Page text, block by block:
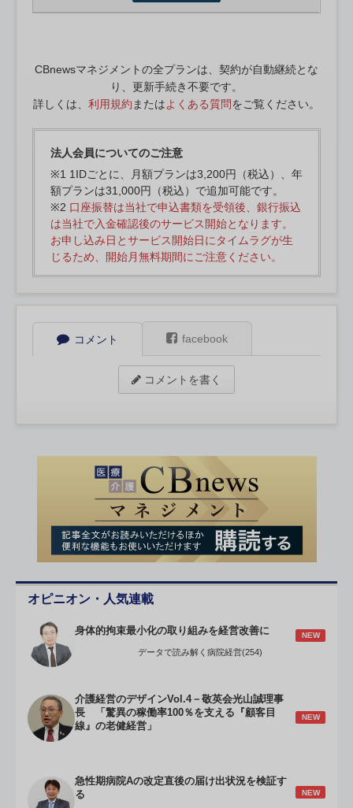
CBnewsマネジメントの全プランは、契約が自動継続とな
り、更新手続き不要です。
詳しくは、 利用規約 またはよくある質問をご覧ください。
法人会員についてのご注意
※1 1IDごとに、月額プランは3,200円（税込）、年
額プランは31,000円（税込）で追加可能です。
※2 口座振替は当社で申込書類を受領後、銀行振込
は当社で入金確認後のサービス開始となります。
お申し込み日とサービス開始日にタイムラグが生
じるため、開始月無料期間にご注意ください。
コメント facebook
コメントを書く
オピニオン・人気連載
身体的拘束最小化の取り組みを経営改善に NEW
データで読み解く病院経営(254)
介護経営のデザインVol.4－敬英会光山誠理事
長 「驚異の稼働率100％を支える『顧客目
線』の老健経営」
NEW
急性期病院Aの改定直後の届け出状況を検証す
る
NEW